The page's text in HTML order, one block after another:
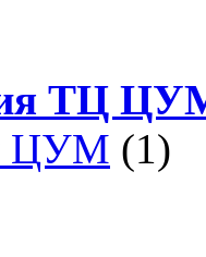
ТЦ
ЦУМ (1)